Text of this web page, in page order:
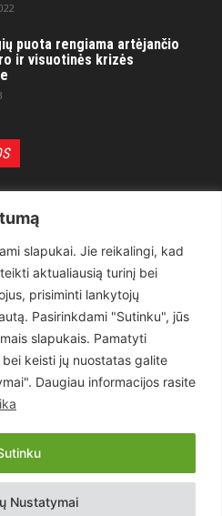
slapukai. Jie reikalingi, kad
aktualiausią turinį bei
prisiminti lankytojų
Pasirinkdami "Sutinku", jūs
slapukais. Pamatyti
keisti jų nuostatas galite
Daugiau informacijos rasite
Nustatymai
puota rengiama artėjančio
ir visuotinės krizės
1497
619
Visos teisės saugomos.